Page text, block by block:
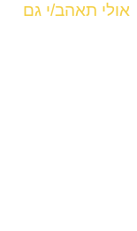
אולי תאהב/י גם